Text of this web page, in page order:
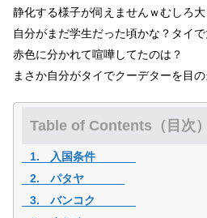
静化する様子が伺えませんｗむしろ
自分がまだ学生だった頃かな？タイ
赤色に分かれて喧嘩してたのは？
まさか自分がタイでクーデターを目
Table of Contents（目次）
入国条件
パタヤ
バンコク